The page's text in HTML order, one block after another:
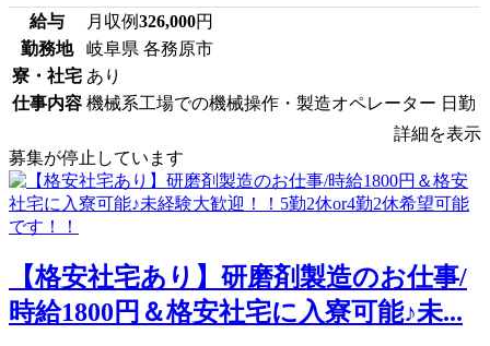
給与 月収例326,000円
勤務地
岐阜県 各務原市
寮・社宅 あり
仕事内容 機械系工場での機械操作・製造オペレーター 日勤
詳細を表示
募集が停止しています
【格安社宅あり】研磨剤製造のお仕事/
時給1800円＆格安社宅に入寮可能♪未...